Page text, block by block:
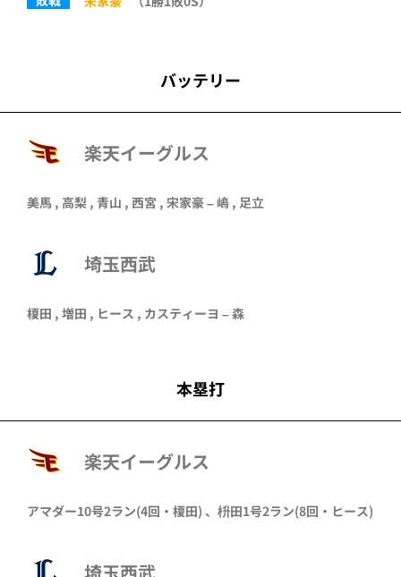
バッテリー
楽天イーグルス
美馬 , 高梨 , 青山 , 西宮 , 宋家豪– 嶋 , 足立
埼玉西武
榎田 , 増田 , ヒース , カスティーヨ –森
本塁打
楽天イーグルス
アマダー10号2ラン(4回・ 榎田) 、 枡田1号2ラン(8回・ ヒース)
埼玉西武